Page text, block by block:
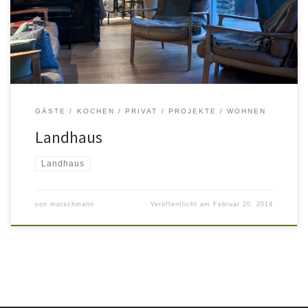
Charme. Die Einrichtung setzt auf Klassiker des skandinavischen
Design der Mitte des verganen Jahrhunderts. Edelstahl, Hols und
Granit – […]
GÄSTE KOCHEN PRIVAT PROJEKTE WOHNEN
Landhaus
Landhaus
von mutschmann Veröffentlicht am Februar 20, 2014